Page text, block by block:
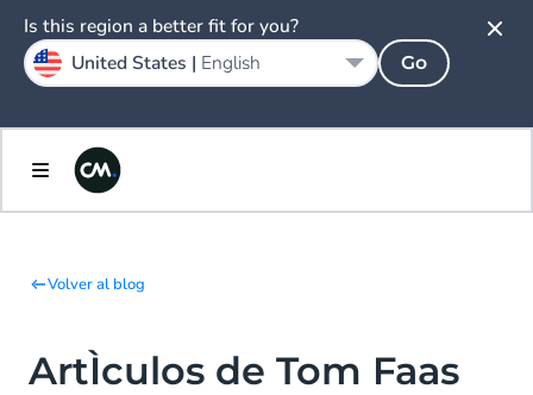
Volver al blog
ArtÌculos de Tom Faas
Is this region a better fit for you?
United States | English Go